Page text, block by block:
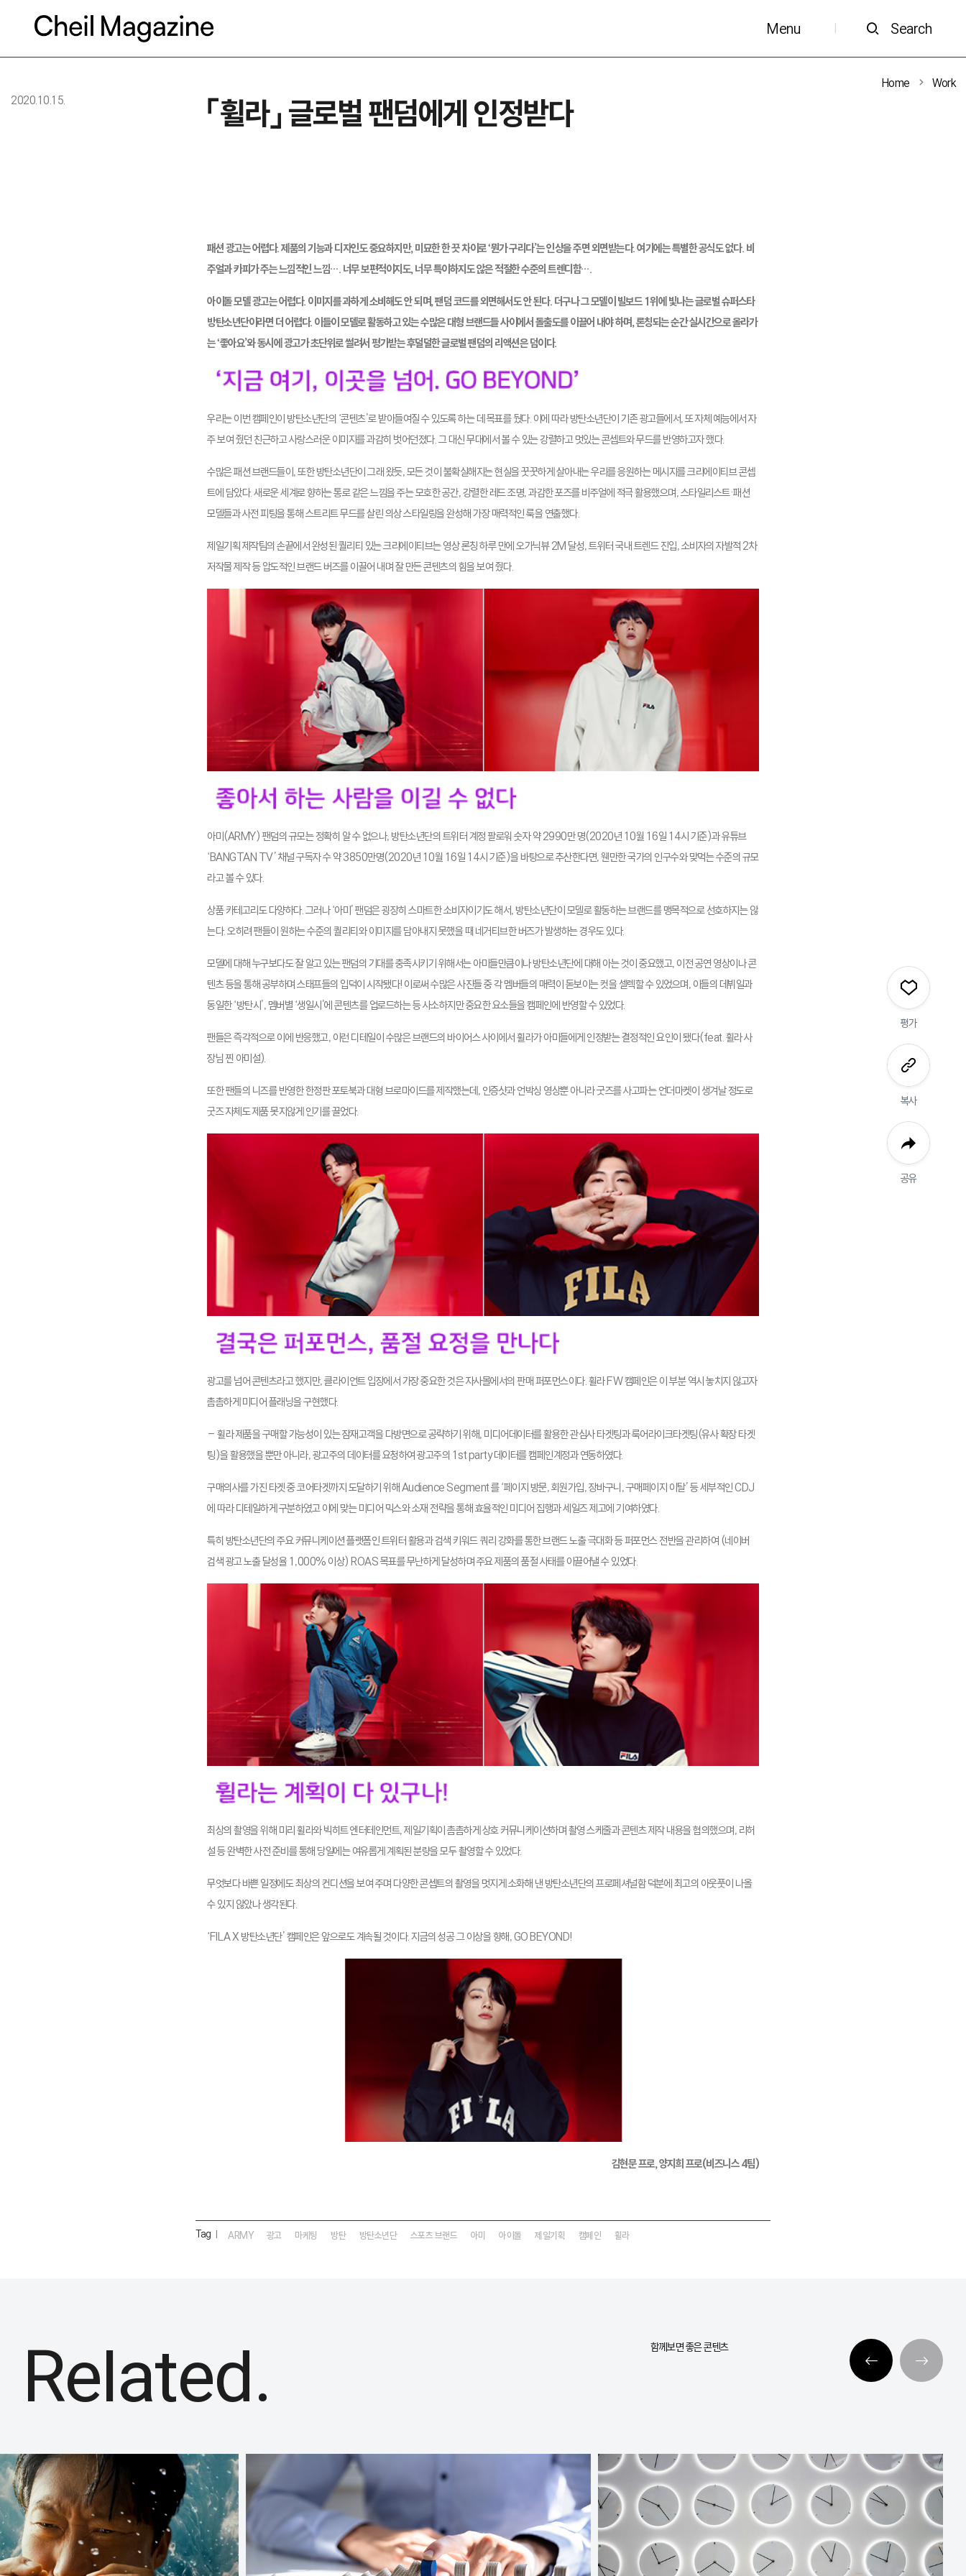
Menu Search
Home
Work
2020.10.15.
「휠라」 글로벌 팬덤에게 인정받다
패션 광고는 어렵다. 제품의 기능과 디자인도 중요하지만, 미묘한 한 끗 차이로 ‘뭔가 구리다’는 인상을 주면 외면받는다. 여기에는 특별한 공식도 없다. 비
주얼과 카피가 주는 느낌적인 느낌…. 너무 보편적이지도, 너무 특이하지도 않은 적절한 수준의 트렌디함….
아이돌 모델 광고는 어렵다. 이미지를 과하게 소비해도 안 되며, 팬덤 코드를 외면해서도 안 된다. 더구나 그 모델이 빌보드 1위에 빛나는 글로벌 슈퍼스타
방탄소년단이라면 더 어렵다. 이들이 모델로 활동하고 있는 수많은 대형 브랜드들 사이에서 돌출도를 이끌어 내야 하며, 론칭되는 순간 실시간으로 올라가
는 ‘좋아요’와 동시에 광고가 초단위로 썰려서 평가받는 후덜덜한 글로벌 팬덤의 리액션은 덤이다.
우리는 이번 캠페인이 방탄소년단의 ‘콘텐츠’로 받아들여질 수 있도록 하는 데 목표를 뒀다. 이에 따라 방탄소년단이 기존 광고들에서, 또 자체 예능에서 자
주 보여 줬던 친근하고 사랑스러운 이미지를 과감히 벗어던졌다. 그 대신 무대에서 볼 수 있는 강렬하고 멋있는 콘셉트와 무드를 반영하고자 했다.
수많은 패션 브랜드들이, 또한 방탄소년단이 그래 왔듯, 모든 것이 불확실해지는 현실을 꿋꿋하게 살아내는 우리를 응원하는 메시지를 크리에이티브 콘셉
트에 담았다. 새로운 세계로 향하는 통로 같은 느낌을 주는 모호한 공간, 강렬한 레드 조명, 과감한 포즈를 비주얼에 적극 활용했으며, 스타일리스트·패션
모델들과 사전 피팅을 통해 스트리트 무드를 살린 의상 스타일링을 완성해 가장 매력적인 룩을 연출했다.
제일기획 제작팀의 손끝에서 완성된 퀄리티 있는 크리에이티브는 영상 론칭 하루 만에 오가닉뷰 2M 달성, 트위터 국내 트렌드 진입, 소비자의 자발적 2차
저작물 제작 등 압도적인 브랜드 버즈를 이끌어 내며 잘 만든 콘텐츠의 힘을 보여 줬다.
아미(ARMY) 팬덤의 규모는 정확히 알 수 없으나, 방탄소년단의 트위터 계정 팔로워 숫자 약 2990만 명(2020년 10월 16일 14시 기준)과 유튜브
‘BANGTAN TV’ 채널 구독자 수 약 3850만명(2020년 10월 16일 14시 기준)을 바탕으로 추산한다면, 웬만한 국가의 인구수와 맞먹는 수준의 규모
라고 볼 수 있다.
상품 카테고리도 다양하다. 그러나 ‘아미’ 팬덤은 굉장히 스마트한 소비자이기도 해서, 방탄소년단이 모델로 활동하는 브랜드를 맹목적으로 선호하지는 않
는다. 오히려 팬들이 원하는 수준의 퀄리티와 이미지를 담아내지 못했을 때 네거티브한 버즈가 발생하는 경우도 있다.
모델에 대해 누구보다도 잘 알고 있는 팬덤의 기대를 충족시키기 위해서는 아미들만큼이나 방탄소년단에 대해 아는 것이 중요했고, 이전 공연 영상이나 콘
텐츠 등을 통해 공부하며 스태프들의 입덕이 시작됐다! 이로써 수많은 사진들 중 각 멤버들의 매력이 돋보이는 컷을 셀렉할 수 있었으며, 이들의 데뷔일과
동일한 ‘방탄시’, 멤버별 ‘생일시’에 콘텐츠를 업로드하는 등 사소하지만 중요한 요소들을 캠페인에 반영할 수 있었다.
팬들은 즉각적으로 이에 반응했고, 이런 디테일이 수많은 브랜드의 바이어스 사이에서 휠라가 아미들에게 인정받는 결정적인 요인이 됐다(feat. 휠라 사
장님 찐 아미설).
또한 팬들의 니즈를 반영한 한정판 포토북과 대형 브로마이드를 제작했는데, 인증샷과 언박싱 영상뿐 아니라 굿즈를 사고파는 언더마켓이 생겨날 정도로
굿즈 자체도 제품 못지않게 인기를 끌었다.
광고를 넘어 콘텐츠라고 했지만, 클라이언트 입장에서 가장 중요한 것은 자사몰에서의 판매 퍼포먼스이다. 휠라 FW 캠페인은 이 부분 역시 놓치지 않고자
촘촘하게 미디어 플래닝을 구현했다.
– 휠라 제품을 구매할 가능성이 있는 잠재고객을 다방면으로 공략하기 위해, 미디어데이터를 활용한 관심사 타겟팅과 룩어라이크타겟팅(유사 확장 타겟
팅)을 활용했을 뿐만 아니라, 광고주의 데이터를 요청하여 광고주의 1st party 데이터를 캠페인계정과 연동하였다.
구매의사를 가진 타겟 중 코어타겟까지 도달하기 위해 Audience Segment 를 ‘페이지 방문, 회원가입, 장바구니, 구매페이지 이탈’ 등 세부적인 CDJ
에 따라 디테일하게 구분하였고 이에 맞는 미디어 믹스와 소재 전략을 통해 효율적인 미디어 집행과 세일즈 제고에 기여하였다.
특히 방탄소년단의 주요 커뮤니케이션 플랫폼인 트위터 활용과 검색 키워드 쿼리 강화를 통한 브랜드 노출 극대화 등 퍼포먼스 전반을 관리하여 (네이버
검색 광고 노출 달성율 1,000% 이상) ROAS 목표를 무난하게 달성하며 주요 제품의 품절 사태를 이끌어낼 수 있었다.
최상의 촬영을 위해 미리 휠라와 빅히트 엔터테인먼트, 제일기획이 촘촘하게 상호 커뮤니케이션하며 촬영 스케줄과 콘텐츠 제작 내용을 협의했으며, 리허
설 등 완벽한 사전 준비를 통해 당일에는 여유롭게 계획된 분량을 모두 촬영할 수 있었다.
무엇보다 바쁜 일정에도 최상의 컨디션을 보여 주며 다양한 콘셉트의 촬영을 멋지게 소화해 낸 방탄소년단의 프로페셔널함 덕분에 최고의 아웃풋이 나올
수 있지 않았나 생각된다.
‘FILA X 방탄소년단’ 캠페인은 앞으로도 계속될 것이다. 지금의 성공 그 이상을 향해, GO BEYOND!
김현문 프로, 양지희 프로(비즈니스 4팀)
Tag | ARMY 광고 마케팅 방탄 방탄소년단 스포츠 브랜드 아미 아이돌 제일기획 캠페인 휠라
Related. 함께보면 좋은 콘텐츠
평가
복사
공유